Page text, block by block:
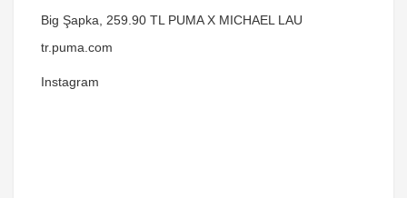
Big Şapka, 259.90 TL PUMA X MICHAEL LAU
tr.puma.com
Instagram